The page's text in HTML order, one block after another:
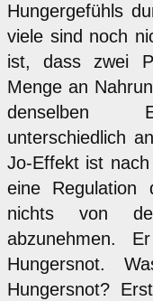
Hungergefühls
viele sind noch
ist, dass zwei
Menge an
denselben
unterschiedlich
Jo-Effekt ist
eine Regulation
nichts von
abzunehmen.
Hungersnot.
Hungersnot?